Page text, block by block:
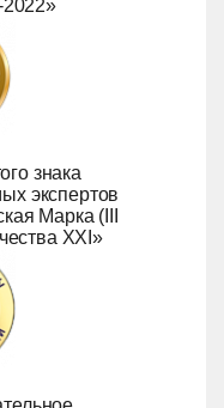
знака
экспертов
Марка (III
ХХI»